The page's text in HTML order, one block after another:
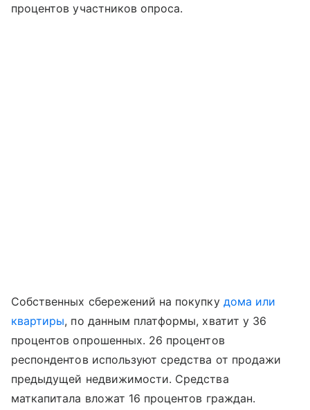
процентов участников опроса.
Собственных сбережений на покупку дома или
квартиры, по данным платформы, хватит у 36
процентов опрошенных. 26 процентов
респондентов используют средства от продажи
предыдущей недвижимости. Средства
маткапитала вложат 16 процентов граждан.